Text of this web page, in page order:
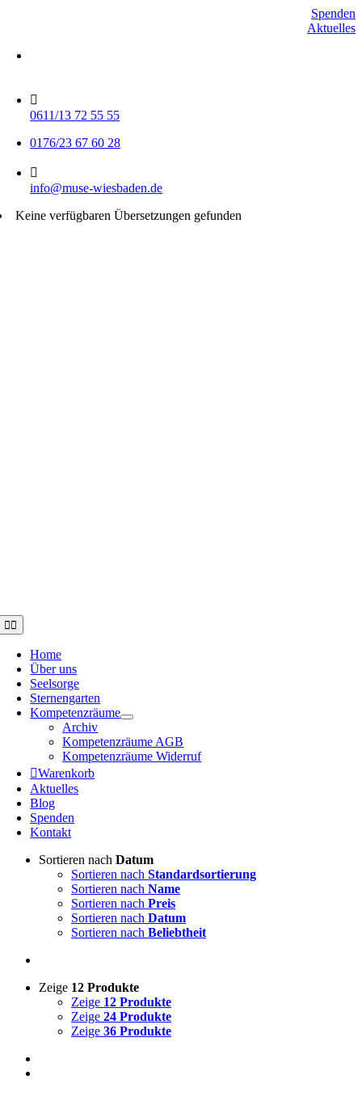
Spenden
Aktuelles
0611/13 72 55 55
0176/23 67 60 28
info@muse-wiesbaden.de
Keine verfügbaren Übersetzungen gefunden
Toggle
Navigation
Home
Über uns
Seelsorge
Sternengarten
Kompetenzräume
Archiv
Kompetenzräume AGB
Kompetenzräume Widerruf
Warenkorb
Aktuelles
Blog
Spenden
Kontakt
Sortieren nach Datum
Sortieren nach Standardsortierung
Sortieren nach Name
Sortieren nach Preis
Sortieren nach Datum
Sortieren nach Beliebtheit
Zeige 12 Produkte
Zeige 12 Produkte
Zeige 24 Produkte
Zeige 36 Produkte